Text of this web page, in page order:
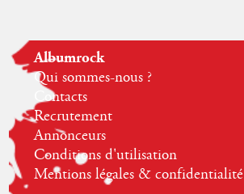
Albumrock
Qui sommes-nous ?
Contacts
Recrutement
Annonceurs
Conditions d'utilisation
Mentions légales & confidentialité